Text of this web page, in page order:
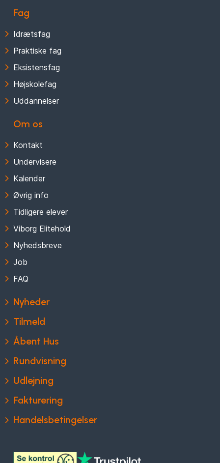
Fag
Idrætsfag
Praktiske fag
Eksistensfag
Højskolefag
Uddannelser
Om os
Kontakt
Undervisere
Kalender
Øvrig info
Tidligere elever
Viborg Elitehold
Nyhedsbreve
Job
FAQ
Nyheder
Tilmeld
Åbent Hus
Rundvisning
Udlejning
Fakturering
Handelsbetingelser